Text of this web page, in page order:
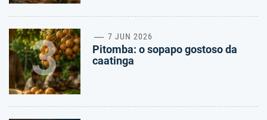
3 7 JUN 2026
Pitomba: o sopapo gostoso da
caatinga